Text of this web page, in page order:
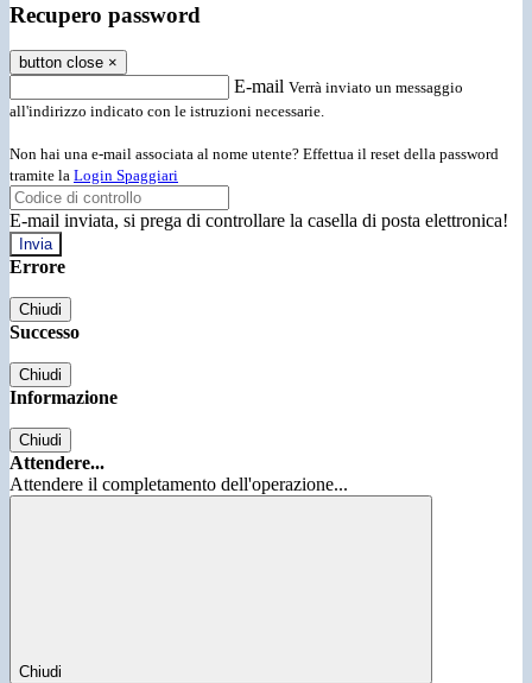
Recupero password
button close ×
E-mail Verrà inviato un messaggio
all'indirizzo indicato con le istruzioni necessarie.
Non hai una e-mail associata al nome utente? Effettua il reset della password
tramite la Login Spaggiari
E-mail inviata, si prega di controllare la casella di posta elettronica!
Errore
Chiudi
Successo
Chiudi
Informazione
Chiudi
Attendere...
Attendere il completamento dell'operazione...
Chiudi